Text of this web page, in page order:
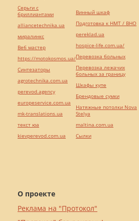
О проекте
Реклама на "Протокол"
Серьги с
бриллиантами
alliancetechnika.ua
миралинкс
Веб мастер
https://motokosmos.ua/
Синтезаторы
agrotechnika.com.ua
perevod.agency
europeservice.com.ua
mk-translations.ua
текст юа
kievperevod.com.ua
Винный шкаф
Подготовка к НМТ / ВНО
pereklad.ua
hospice-life.com.ua/
Перевозка больных
Перевозка лежачих
больных за границу
Шкафы купе
Брендовые сумки
Натяжные потолки Nova
Stelya
maltina.com.ua
Cылки